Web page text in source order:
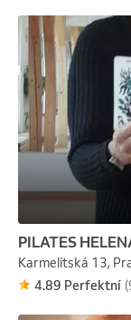
PILATES
Karmelitská 13,
4.89 Perfektní